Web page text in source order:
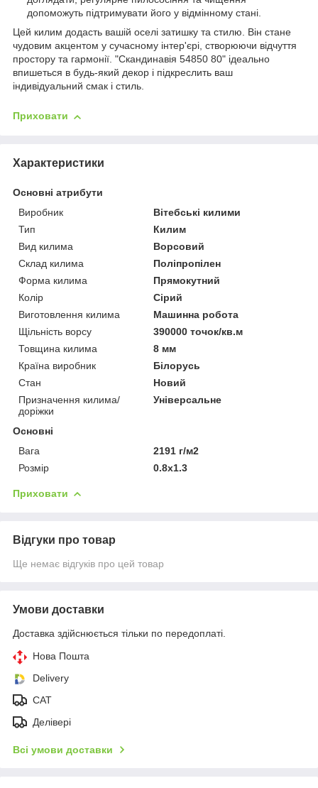
допоможуть підтримувати його у відмінному стані.
Цей килим додасть вашій оселі затишку та стилю. Він стане
чудовим акцентом у сучасному інтер'єрі, створюючи відчуття
простору та гармонії. "Скандинавія 54850 80" ідеально
впишеться в будь-який декор і підкреслить ваш
індивідуальний смак і стиль.
Приховати
Характеристики
Основні атрибути
Виробник
Вітебські килими
Тип
Килим
Вид килима
Ворсовий
Склад килима
Поліпропілен
Форма килима
Прямокутний
Колір
Сірий
Виготовлення килима
Машинна робота
Щільність ворсу
390000 точок/кв.м
Товщина килима
8 мм
Країна виробник
Білорусь
Стан
Новий
Призначення килима/
доріжки
Універсальне
Основні
Вага
2191 г/м2
Розмір
0.8х1.3
Приховати
Відгуки про товар
Ще немає відгуків про цей товар
Умови доставки
Доставка здійснюється тільки по передоплаті.
Нова Пошта
Delivery
CAT
Делівері
Всі умови доставки